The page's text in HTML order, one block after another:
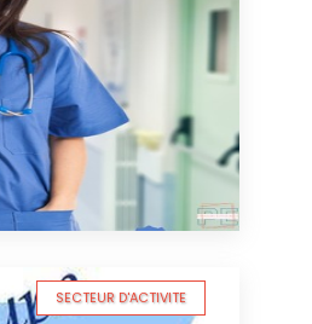
SECTEUR D'ACTIVITE